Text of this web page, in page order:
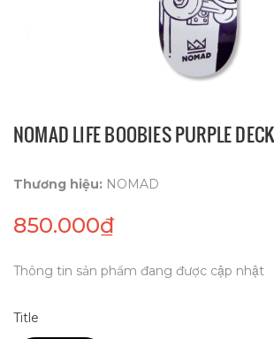
NOMAD LIFE BOOBIES PURPLE
Thương hiệu: NOMAD
850.000₫
Thông tin sản phẩm đang được cập nhật
Title